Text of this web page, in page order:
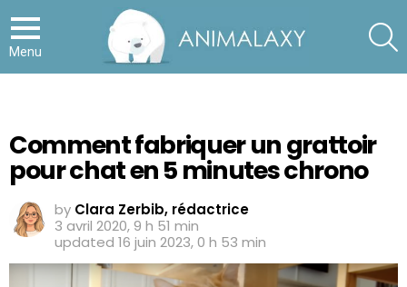
Menu
Comment fabriquer un grattoir
pour chat en 5 minutes chrono
by Clara Zerbib, rédactrice
3 avril 2020, 9 h 51 min
updated 16 juin 2023, 0 h 53 min